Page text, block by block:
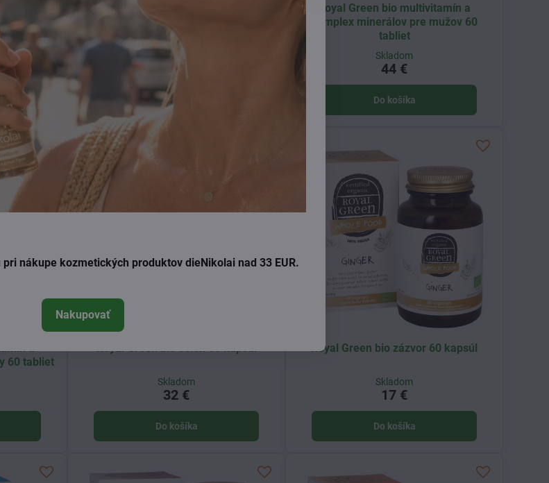
vitamín
Royal Green bio multivitamín 60
kapsúl
Skladom
49 €
Do košíka
Royal Green bio multivitamín a
komplex minerálov pre mužov 60
tabliet
Skladom
44 €
Do košíka
a
60 tabliet
Royal Green bio selén 60 kapsúl
Skladom
32 €
Do košíka
Royal Green bio zázvor 60 kapsúl
Skladom
17 €
Do košíka
nákupe kozmetických produktov dieNikolai nad 33 EUR.
Nakupovať